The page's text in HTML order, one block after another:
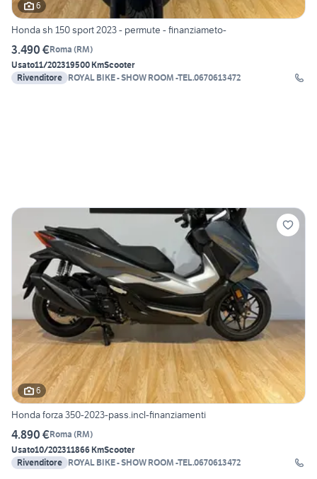
6
Honda sh 150 sport 2023 - permute - finanziameto-
3.490 €Roma (RM)
Usato11/202319500 KmScooter
Rivenditore ROYAL BIKE - SHOW ROOM -TEL.0670613472
6
Honda forza 350-2023-pass.incl-finanziamenti
4.890 €Roma (RM)
Usato10/202311866 KmScooter
Rivenditore ROYAL BIKE - SHOW ROOM -TEL.0670613472